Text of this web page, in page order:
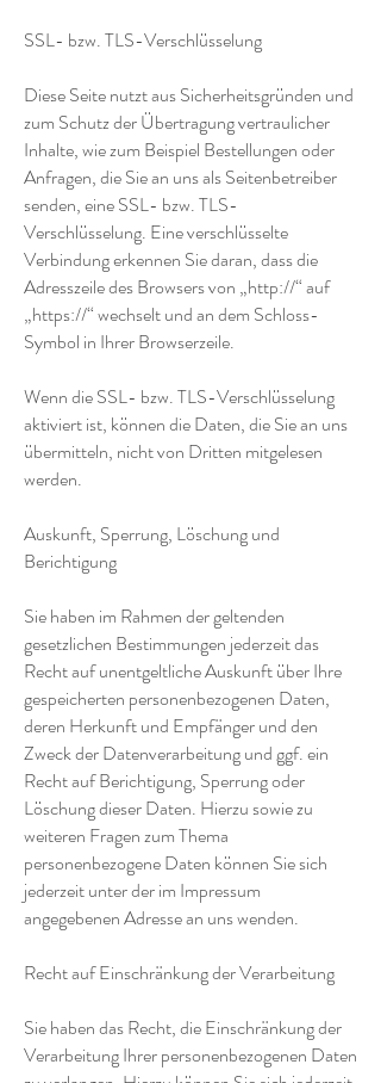
SSL- bzw. TLS-Verschlüsselung
Diese Seite nutzt aus Sicherheitsgründen und
zum Schutz der Übertragung vertraulicher
Inhalte, wie zum Beispiel Bestellungen oder
Anfragen, die Sie an uns als Seitenbetreiber
senden, eine SSL- bzw. TLS-
Verschlüsselung. Eine verschlüsselte
Verbindung erkennen Sie daran, dass die
Adresszeile des Browsers von „http://“ auf
„https://“ wechselt und an dem Schloss-
Symbol in Ihrer Browserzeile.
Wenn die SSL- bzw. TLS-Verschlüsselung
aktiviert ist, können die Daten, die Sie an uns
übermitteln, nicht von Dritten mitgelesen
werden.
Auskunft, Sperrung, Löschung und
Berichtigung
Sie haben im Rahmen der geltenden
gesetzlichen Bestimmungen jederzeit das
Recht auf unentgeltliche Auskunft über Ihre
gespeicherten personenbezogenen Daten,
deren Herkunft und Empfänger und den
Zweck der Datenverarbeitung und ggf. ein
Recht auf Berichtigung, Sperrung oder
Löschung dieser Daten. Hierzu sowie zu
weiteren Fragen zum Thema
personenbezogene Daten können Sie sich
jederzeit unter der im Impressum
angegebenen Adresse an uns wenden.
Recht auf Einschränkung der Verarbeitung
Sie haben das Recht, die Einschränkung der
Verarbeitung Ihrer personenbezogenen Daten